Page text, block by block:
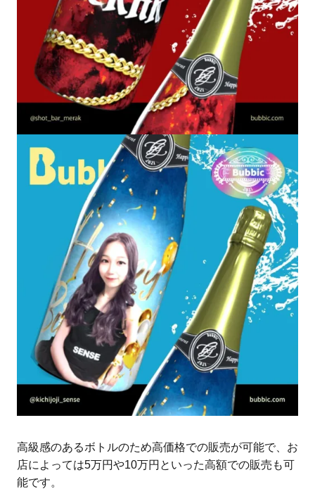
高級感のあるボトルのため高価格での販売が可能で、お
店によっては5万円や10万円といった高額での販売も可
能です。